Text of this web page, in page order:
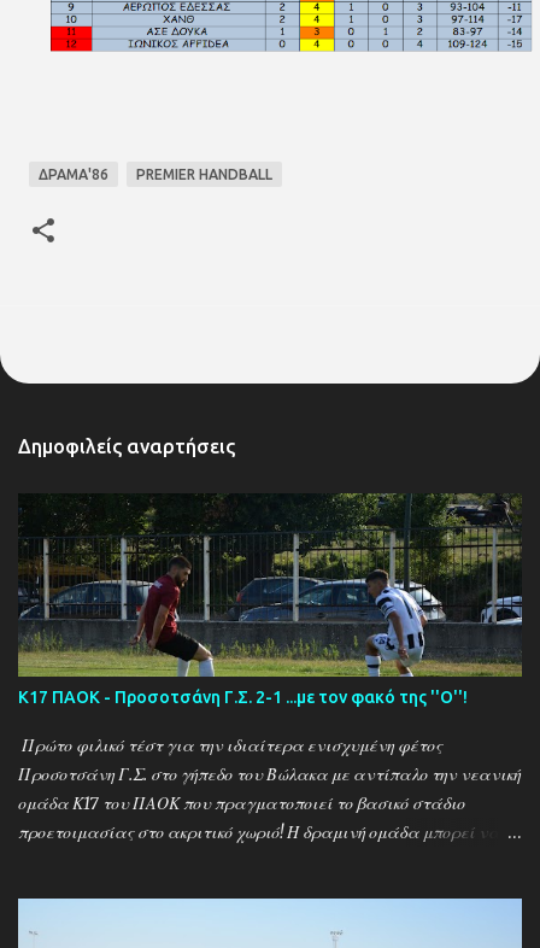
ΔΡΑΜΑ'86 PREMIER HANDBALL
Δημοφιλείς αναρτήσεις
Κ17 ΠΑΟΚ - Προσοτσάνη Γ.Σ. 2-1 ...με τον φακό της ''Ο''!
Πρώτο φιλικό τέστ για την ιδιαίτερα ενισχυμένη φέτος
Προσοτσάνη Γ.Σ. στο γήπεδο του Βώλακα με αντίπαλο την νεανική
ομάδα Κ17 του ΠΑΟΚ που πραγματοποιεί το βασικό στάδιο
προετοιμασίας στο ακριτικό χωριό! Η δραμινή ομάδα μπορεί να